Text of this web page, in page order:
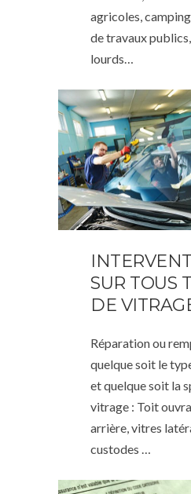
agricoles,
de travaux
lourds…
SUR TOUS
DE
Réparation ou
quelque soit le
et quelque soit la
vitrage : Toit
arrière, vitres
custodes …